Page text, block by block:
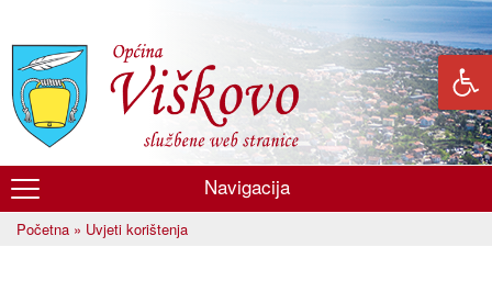
glavni
sadržaj
Općina
Viškovo
Navigacija
Početna » Uvjeti korištenja